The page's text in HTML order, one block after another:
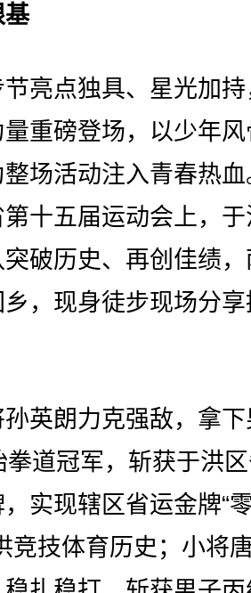
基
点独具、星光加持
重磅登场，以少年
场活动注入青春热
十五届运动会上，
破历史、再创佳绩
，现身徒步现场分
朗力克强敌，拿下
拳道冠军，斩获于洪
实现辖区省运金牌“
竞技体育历史；小将